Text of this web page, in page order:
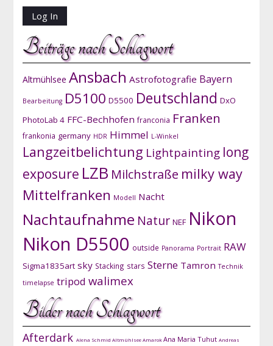
Beiträge nach Schlagwort
Altmühlsee Ansbach Astrofotografie Bayern
Bearbeitung D5100 D5500 Deutschland DxO
PhotoLab 4 FFC-Bechhofen franconia Franken
frankonia germany HDR Himmel L-Winkel
Langzeitbelichtung Lightpainting long
exposure LZB Milchstraße milky way
Mittelfranken Modell Nacht
Nachtaufnahme Natur NEF Nikon
Nikon D5500 outside Panorama Portrait RAW
Sigma1835art sky Stacking stars Sterne Tamron Technik
timelapse tripod walimex
Bilder nach Schlagwort
Afterdark Alena Schmid AltmühlseeAmarokAna Maria Tuhut Andreas